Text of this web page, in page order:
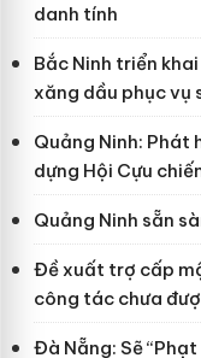
danh tính
Bắc Ninh triển
xăng dầu phục vụ
Quảng Ninh: Phát
dựng Hội Cựu
Quảng Ninh sẵn
Đề xuất trợ cấp
công tác chưa
Đà Nẵng: Sẽ